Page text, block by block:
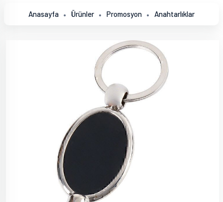
Anasayfa Ürünler Promosyon Anahtarlıklar